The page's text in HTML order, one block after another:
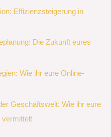
Effizienzsteigerung in
Die Zukunft eures
Wie ihr eure Online-
Geschäftswelt: Wie ihr eure
vermittelt